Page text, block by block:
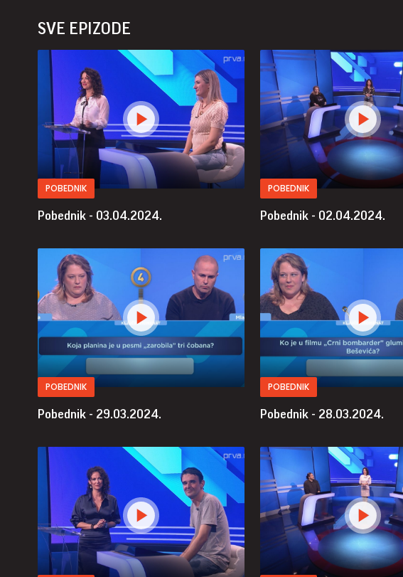
SVE EPIZODE
POBEDNIK
Pobednik - 03.04.2024.
POBEDNIK
Pobednik - 02.04.2024.
POBEDNIK
Pobednik - 29.03.2024.
POBEDNIK
Pobednik - 28.03.2024.